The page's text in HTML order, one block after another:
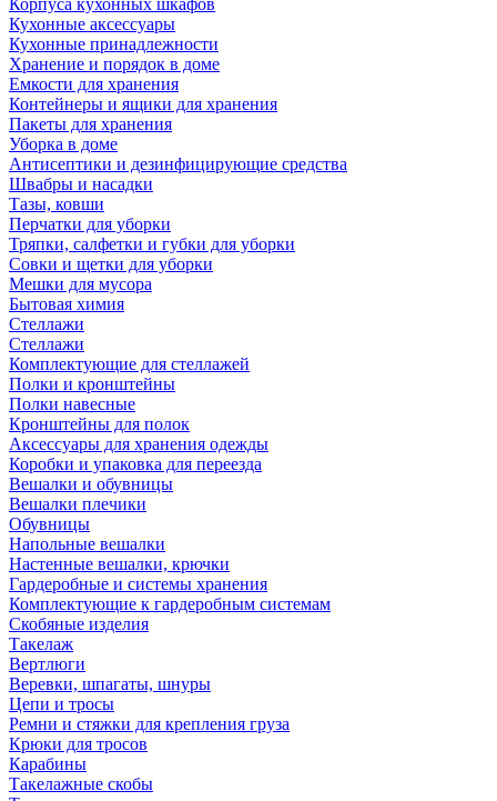
Корпуса кухонных шкафов
Кухонные аксессуары
Кухонные принадлежности
Хранение и порядок в доме
Емкости для хранения
Контейнеры и ящики для хранения
Пакеты для хранения
Уборка в доме
Антисептики и дезинфицирующие средства
Швабры и насадки
Тазы, ковши
Перчатки для уборки
Тряпки, салфетки и губки для уборки
Совки и щетки для уборки
Мешки для мусора
Бытовая химия
Стеллажи
Стеллажи
Комплектующие для стеллажей
Полки и кронштейны
Полки навесные
Кронштейны для полок
Аксессуары для хранения одежды
Коробки и упаковка для переезда
Вешалки и обувницы
Вешалки плечики
Обувницы
Напольные вешалки
Настенные вешалки, крючки
Гардеробные и системы хранения
Комплектующие к гардеробным системам
Скобяные изделия
Такелаж
Вертлюги
Веревки, шпагаты, шнуры
Цепи и тросы
Ремни и стяжки для крепления груза
Крюки для тросов
Карабины
Такелажные скобы